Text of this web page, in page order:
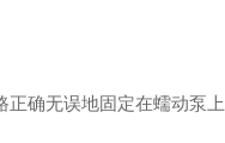
无误地固定在蠕动泵上